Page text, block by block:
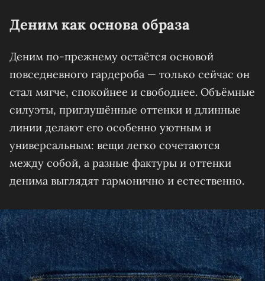
Деним как основа образа
Деним по-прежнему остаётся основой
повседневного гардероба — только сейчас он
стал мягче, спокойнее и свободнее. Объёмные
силуэты, приглушённые оттенки и длинные
линии делают его особенно уютным и
универсальным: вещи легко сочетаются
между собой, а разные фактуры и оттенки
денима выглядят гармонично и естественно.